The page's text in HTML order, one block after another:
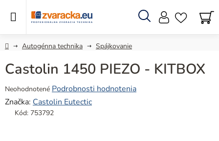
Hľadať
DomovAutogénna technika Spájkovanie
Castolin 1450 PIEZO - KITBOX
Priemerné
hodnotenie
produktu
Neohodnotené Podrobnosti hodnotenia
Značka: Castolin Eutectic
Kód: 753792